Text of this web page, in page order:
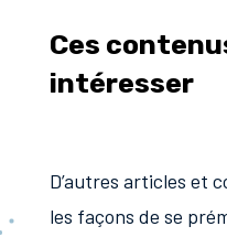
Ces
intéresser
D’autres articles et
les façons de se